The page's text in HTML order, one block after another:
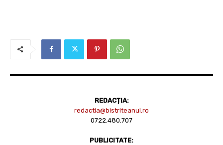
REDACȚIA:
redactia@bistriteanul.ro
0722.480.707
PUBLICITATE: